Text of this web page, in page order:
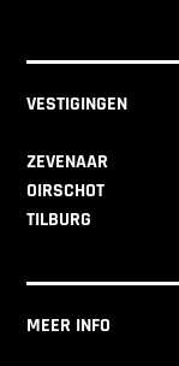
VESTIGINGEN
ZEVENAAR
OIRSCHOT
TILBURG
MEER INFO